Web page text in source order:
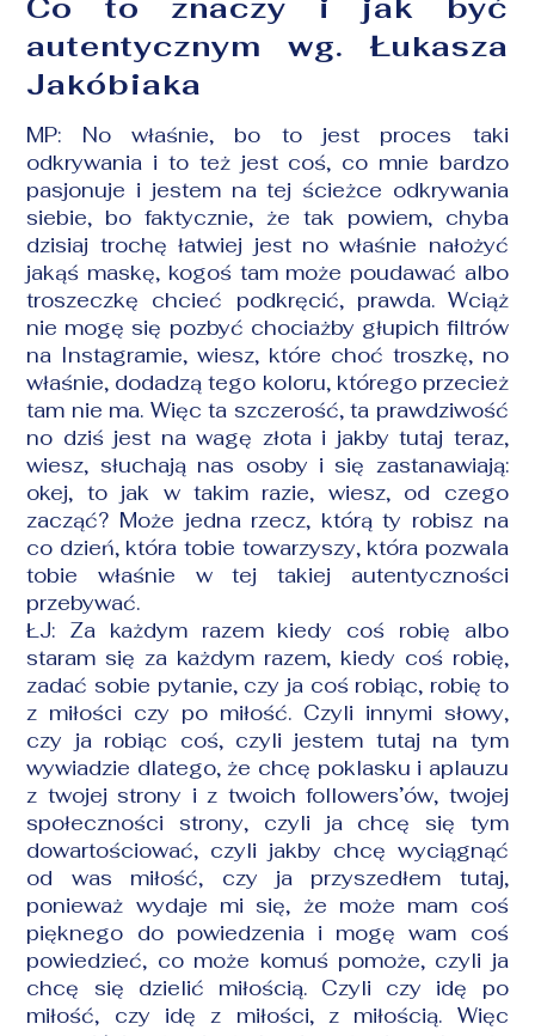
autentycznym wg. Łukasza
Jakóbiaka
MP: No właśnie, bo to jest proces taki
odkrywania i to też jest coś, co mnie bardzo
pasjonuje i jestem na tej ścieżce odkrywania
siebie, bo faktycznie, że tak powiem, chyba
dzisiaj trochę łatwiej jest no właśnie nałożyć
jakąś maskę, kogoś tam może poudawać albo
troszeczkę chcieć podkręcić, prawda. Wciąż
nie mogę się pozbyć chociażby głupich filtrów
na Instagramie, wiesz, które choć troszkę, no
właśnie, dodadzą tego koloru, którego przecież
tam nie ma. Więc ta szczerość, ta prawdziwość
no dziś jest na wagę złota i jakby tutaj teraz,
wiesz, słuchają nas osoby i się zastanawiają:
okej, to jak w takim razie, wiesz, od czego
zacząć? Może jedna rzecz, którą ty robisz na
co dzień, która tobie towarzyszy, która pozwala
tobie właśnie w tej takiej autentyczności
przebywać.
ŁJ: Za każdym razem kiedy coś robię albo
staram się za każdym razem, kiedy coś robię,
zadać sobie pytanie, czy ja coś robiąc, robię to
z miłości czy po miłość. Czyli innymi słowy,
czy ja robiąc coś, czyli jestem tutaj na tym
wywiadzie dlatego, że chcę poklasku i aplauzu
z twojej strony i z twoich followers’ów, twojej
społeczności strony, czyli ja chcę się tym
dowartościować, czyli jakby chcę wyciągnąć
od was miłość, czy ja przyszedłem tutaj,
ponieważ wydaje mi się, że może mam coś
pięknego do powiedzenia i mogę wam coś
powiedzieć, co może komuś pomoże, czyli ja
chcę się dzielić miłością. Czyli czy idę po
miłość, czy idę z miłości, z miłością. Więc